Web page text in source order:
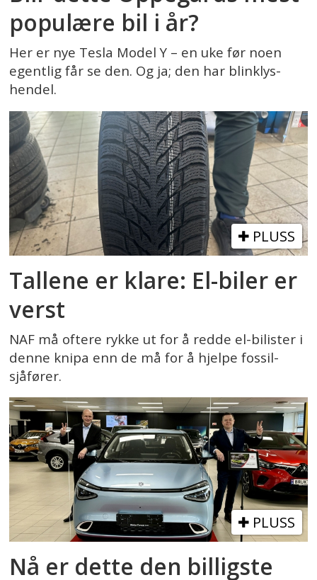
populære bil i år?
Her er nye Tesla Model Y – en uke før noen
egentlig får se den. Og ja; den har blinklys-
hendel.
PLUSS
Tallene er klare: El-biler er
verst
NAF må oftere rykke ut for å redde el-bilister i
denne knipa enn de må for å hjelpe fossil-
sjåfører.
PLUSS
Nå er dette den billigste